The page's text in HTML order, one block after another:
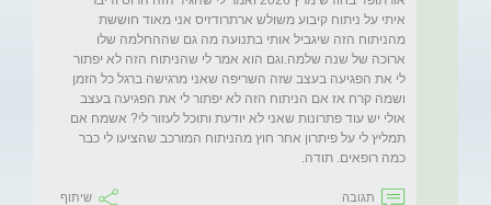
איתי על ניתוח קיבוע משולש ארתרודזיס אני מאוד חוששת
מהניתוח הזה שיגביל אותי בתנועה מה גם שההחלמה שלו
ארוכה של שנה שלמה.וגם הוא אמר לי שהניתוח הזה לא יפתור
לי את הפגיעה בעצב שזה השריפה שאני מרגישה ברגל כל הזמן
ושמה קרח אז אם הניתוח הזה לא יפתור לי את הפגיעה בעצב
אולי יש עוד פתרונות שאני לא יודעת ותוכל לעזור לי? אשמח אם
תמליץ לי על פיתרון אחר חוץ מהניתוח המורכב שהציעו לי כבר
כמה רופאים. תודה.
תגובה שיתוף